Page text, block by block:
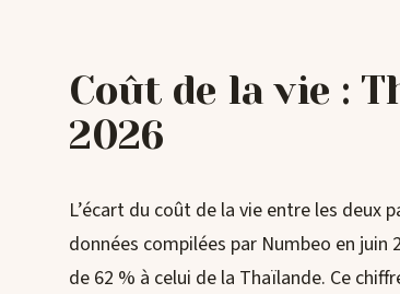
Coût de la vie :
2026
L’écart du coût de la vie entre les deux
données compilées par Numbeo en
de 62 % à celui de la Thaïlande. Ce